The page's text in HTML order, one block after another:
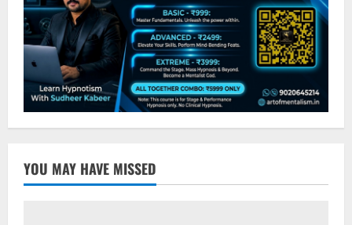
YOU MAY HAVE MISSED